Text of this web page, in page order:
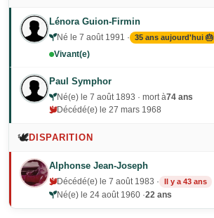
Lénora Guion-Firmin
Né le 7 août 1991 · 35 ans aujourd'hui 🎂
Vivant(e)
Paul Symphor
Né(e) le 7 août 1893 · mort à74 ans
Décédé(e) le 27 mars 1968
🕊️DISPARITION
Alphonse Jean-Joseph
Décédé(e) le 7 août 1983 · Il y a 43 ans
Né(e) le 24 août 1960 ·22 ans